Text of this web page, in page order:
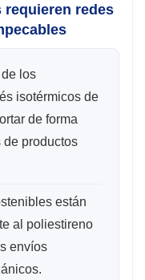
redes
los
isotérmicos de
de forma
de productos
están
al poliestireno
envíos